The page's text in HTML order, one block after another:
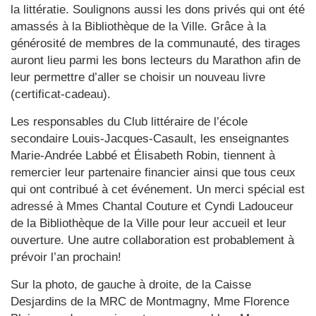
la littératie. Soulignons aussi les dons privés qui ont été
amassés à la Bibliothèque de la Ville. Grâce à la
générosité de membres de la communauté, des tirages
auront lieu parmi les bons lecteurs du Marathon afin de
leur permettre d’aller se choisir un nouveau livre
(certificat-cadeau).
Les responsables du Club littéraire de l’école
secondaire Louis-Jacques-Casault, les enseignantes
Marie-Andrée Labbé et Élisabeth Robin, tiennent à
remercier leur partenaire financier ainsi que tous ceux
qui ont contribué à cet événement. Un merci spécial est
adressé à Mmes Chantal Couture et Cyndi Ladouceur
de la Bibliothèque de la Ville pour leur accueil et leur
ouverture. Une autre collaboration est probablement à
prévoir l’an prochain!
Sur la photo, de gauche à droite, de la Caisse
Desjardins de la MRC de Montmagny, Mme Florence